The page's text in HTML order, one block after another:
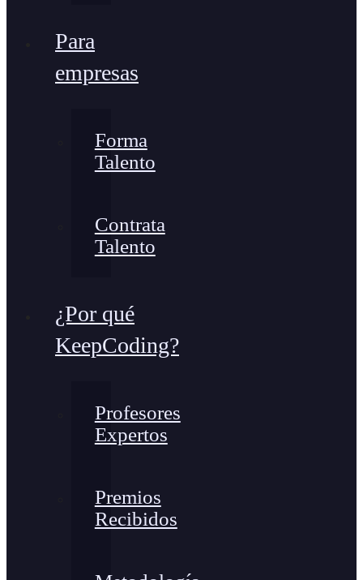
Para
empresas
Forma
Talento
Contrata
Talento
¿Por qué
KeepCoding?
Profesores
Expertos
Premios
Recibidos